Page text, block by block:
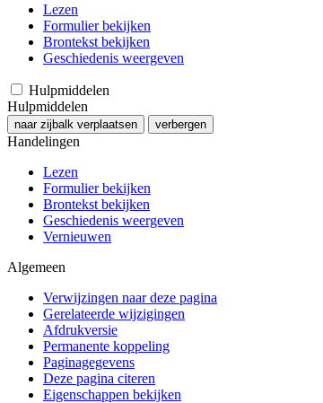
Lezen
Formulier bekijken
Brontekst bekijken
Geschiedenis weergeven
Hulpmiddelen
Hulpmiddelen
naar zijbalk verplaatsen verbergen
Handelingen
Lezen
Formulier bekijken
Brontekst bekijken
Geschiedenis weergeven
Vernieuwen
Algemeen
Verwijzingen naar deze pagina
Gerelateerde wijzigingen
Afdrukversie
Permanente koppeling
Paginagegevens
Deze pagina citeren
Eigenschappen bekijken